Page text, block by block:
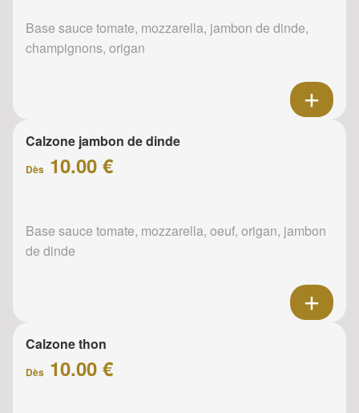
Base sauce tomate, mozzarella, jambon de dinde,
champignons, origan
Calzone jambon de dinde
Dès 10.00 €
Base sauce tomate, mozzarella, oeuf, origan, jambon
de dinde
Calzone thon
Dès 10.00 €